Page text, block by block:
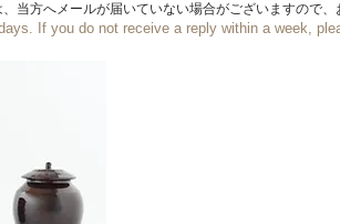
当方へメールが届いていない場合がございますので、
If you do not receive a reply within a week,